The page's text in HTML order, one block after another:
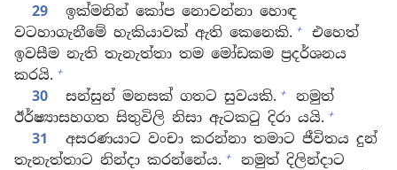
29
ඉක්මනින් කෝප නොවන්නා හොඳ
වටහාගැනීමේ හැකියාවක් ඇති කෙනෙකි. +
එහෙත්
ඉවසීම නැති තැනැත්තා තම මෝඩකම ප්‍රදර්ශනය
කරයි. +
30 සන්සුන් මනසක් ගතට සුවයකි. +
නමුත්
ඊර්ෂ්‍යාසහගත සිතුවිලි නිසා ඇටකටු දිරා යයි. +
31
අසරණයාට වංචා කරන්නා තමාට ජීවිතය දුන්
තැනැත්තාට නින්දා කරන්නේය. +
නමුත් දිලින්දාට